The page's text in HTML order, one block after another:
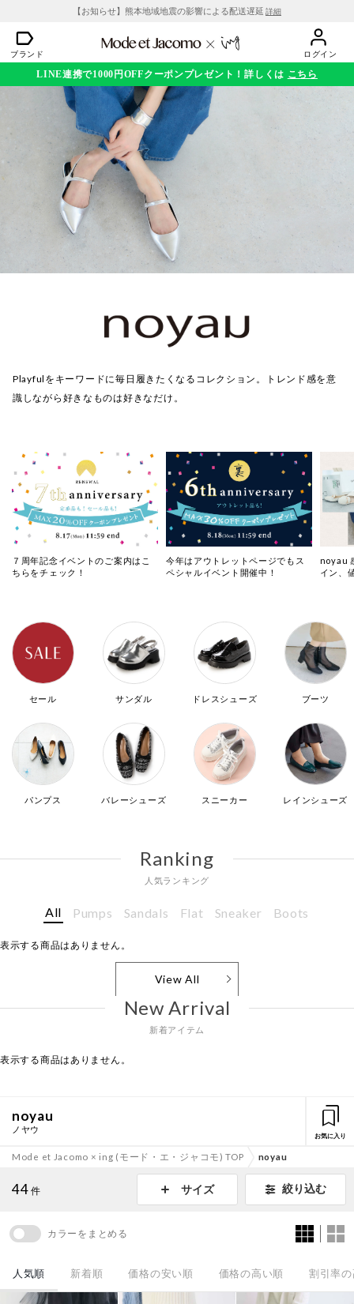
【お知らせ】熊本地域地震の影響による配送遅延 詳細
ブランド ログイン
LINE連携で1000円OFFクーポンプレゼント！詳しくは こちら
Playfulをキーワードに毎日履きたくなるコレクション。トレンド感を意
識しながら好きなものは好きなだけ。
７周年記念イベントのご案内はこ
ちらをチェック！
今年はアウトレットページでもス
ペシャルイベント開催中！
noyau
イン、
セール
パンプス
サンダル
バレーシューズ
ドレスシューズ
スニーカー
ブーツ
レインシューズ
Ranking
人気ランキング
All Pumps Sandals Flat Sneaker Boots
表示する商品はありません。
View All
New Arrival
新着アイテム
表示する商品はありません。
noyau
ノヤウ
お気に入り
Mode et Jacomo × ing (モード・エ・ジャコモ) TOP noyau
44 件 サイズ 絞り込む
カラーをまとめる
人気順 新着順 価格の安い順 価格の高い順 割引率